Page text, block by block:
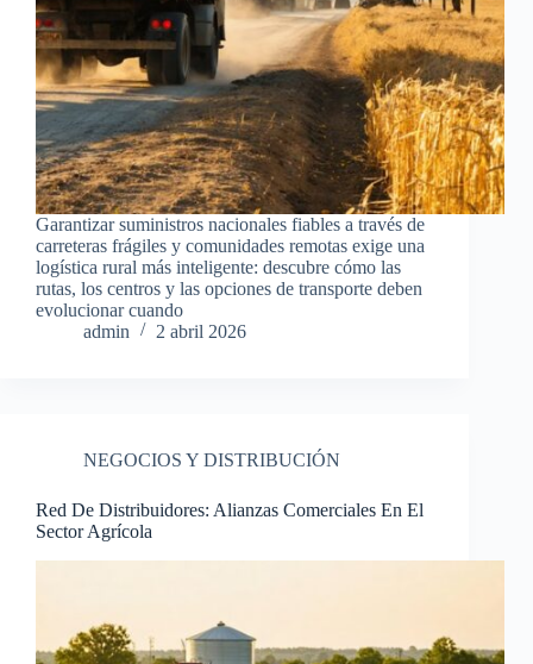
Garantizar suministros nacionales fiables a través de
carreteras frágiles y comunidades remotas exige una
logística rural más inteligente: descubre cómo las
rutas, los centros y las opciones de transporte deben
evolucionar cuando
admin
2 abril 2026
NEGOCIOS Y DISTRIBUCIÓN
Red De Distribuidores: Alianzas Comerciales En El
Sector Agrícola